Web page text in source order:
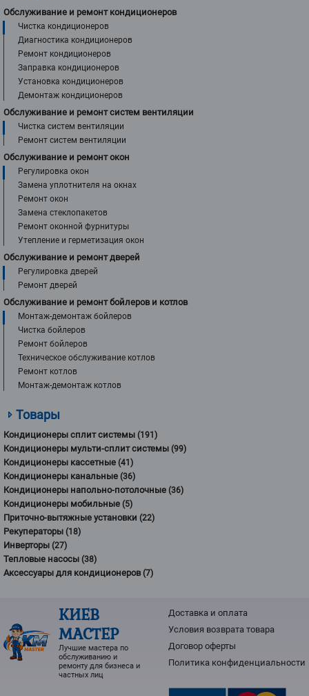
Обслуживание и ремонт кондиционеров
Чистка кондиционеров
Диагностика кондиционеров
Ремонт кондиционеров
Заправка кондиционеров
Установка кондиционеров
Демонтаж кондиционеров
Обслуживание и ремонт систем вентиляции
Чистка систем вентиляции
Ремонт систем вентиляции
Обслуживание и ремонт окон
Регулировка окон
Замена уплотнителя на окнах
Ремонт окон
Замена стеклопакетов
Ремонт оконной фурнитуры
Утепление и герметизация окон
Обслуживание и ремонт дверей
Регулировка дверей
Ремонт дверей
Обслуживание и ремонт бойлеров и котлов
Монтаж-демонтаж бойлеров
Чистка бойлеров
Ремонт бойлеров
Техническое обслуживание котлов
Ремонт котлов
Монтаж-демонтаж котлов
Товары
Кондиционеры сплит системы (191)
Кондиционеры мульти-сплит системы (99)
Кондиционеры кассетные (41)
Кондиционеры канальные (36)
Кондиционеры напольно-потолочные (36)
Кондиционеры мобильные (5)
Приточно-вытяжные установки (22)
Рекуператоры (18)
Инверторы (27)
Тепловые насосы (38)
Аксессуары для кондиционеров(7)
КИЕВ
МАСТЕР
Лучшие мастера по
обслуживанию и
ремонту для бизнеса и
частных лиц
Доставка и оплата
Условия возврата товарa
Договор оферты
Политика конфиденциальности